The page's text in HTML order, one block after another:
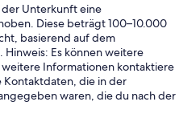
Unterkunft eine
Diese beträgt 100–10.000
basierend auf dem
Es können weitere
Informationen kontaktiere
die in der
waren, die du nach der